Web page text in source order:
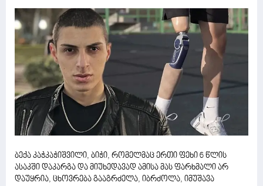
ბექა კაჭკაჭიშვილი, ბიჭი, რომელმაც ერთი ფეხი 6 წლის
ასაკში დაკარგა და მიუხედავად ამისა მას ფარხმალი არ
დაუყრია, ცხოვრება გააგრძელა, იბრძოლა, იმუშავა